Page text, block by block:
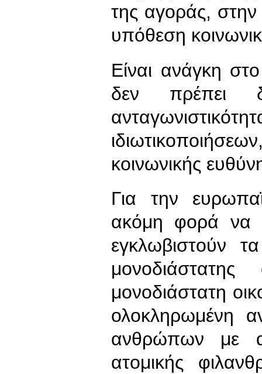
της αγοράς,
υπόθεση
Είναι ανάγκη
δεν πρέπει
κοινωνικής
Για την
ακόμη φορά να
εγκλωβιστούν
μονοδιάστατη
ολοκληρωμένη
ανθρώπων με
ατομικής